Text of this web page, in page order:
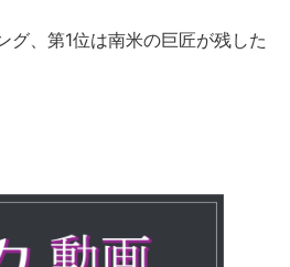
グ、第1位は南米の巨匠が残した